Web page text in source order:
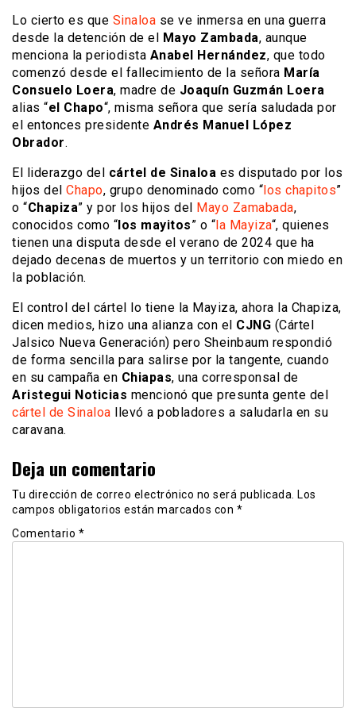
Lo cierto es que Sinaloa se ve inmersa en una guerra
desde la detención de el Mayo Zambada, aunque
menciona la periodista Anabel Hernández, que todo
comenzó desde el fallecimiento de la señora María
Consuelo Loera, madre de Joaquín Guzmán Loera
alias “el Chapo“, misma señora que sería saludada por
el entonces presidente Andrés Manuel López
Obrador.
El liderazgo del cártel de Sinaloa es disputado por los
hijos del Chapo, grupo denominado como “los chapitos”
o “Chapiza” y por los hijos del Mayo Zamabada,
conocidos como “los mayitos” o “la Mayiza“, quienes
tienen una disputa desde el verano de 2024 que ha
dejado decenas de muertos y un territorio con miedo en
la población.
El control del cártel lo tiene la Mayiza, ahora la Chapiza,
dicen medios, hizo una alianza con el CJNG (Cártel
Jalsico Nueva Generación) pero Sheinbaum respondió
de forma sencilla para salirse por la tangente, cuando
en su campaña en Chiapas, una corresponsal de
Aristegui Noticias mencionó que presunta gente del
cártel de Sinaloa llevó a pobladores a saludarla en su
caravana.
Deja un comentario
Tu dirección de correo electrónico no será publicada. Los
campos obligatorios están marcados con *
Comentario *